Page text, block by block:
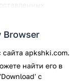
Browser
хорошего
Browser
apkshki.com.
найти его в
с